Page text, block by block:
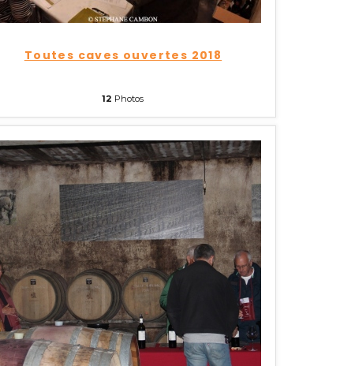
Toutes caves ouvertes 2018
12 Photos